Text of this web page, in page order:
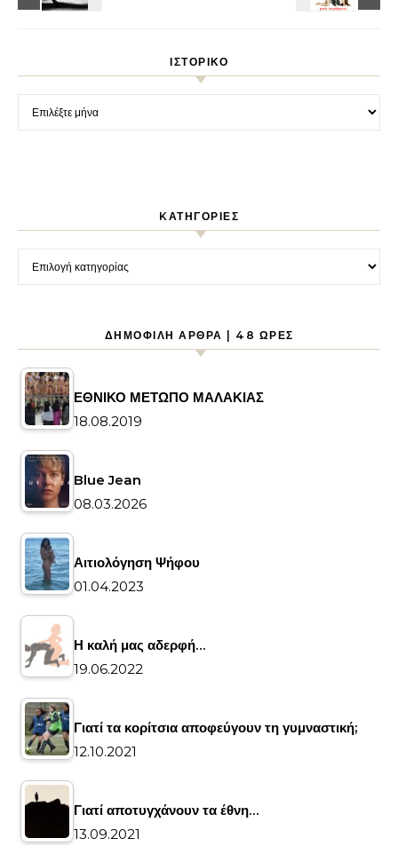
ΙΣΤΟΡΙΚΌ
Ιστορικό
KΑΤΗΓΟΡΊΕΣ
Kατηγορίες
ΔΗΜΟΦΙΛΉ ΆΡΘΡΑ | 48 ΏΡΕΣ
ΕΘΝΙΚΟ ΜΕΤΩΠΟ ΜΑΛΑΚΙΑΣ
18.08.2019
Blue Jean
08.03.2026
Αιτιολόγηση Ψήφου
01.04.2023
Η καλή μας αδερφή…
19.06.2022
Γιατί τα κορίτσια αποφεύγουν τη γυμναστική;
12.10.2021
Γιατί αποτυγχάνουν τα έθνη…
13.09.2021